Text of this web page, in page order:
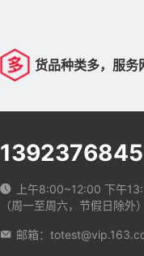
货品种类多，服务
上午8:00~12:00 下午
（周一至周六，节假日除外）
邮箱：